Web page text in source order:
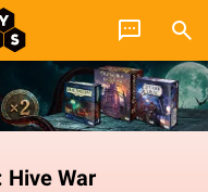
Hive War